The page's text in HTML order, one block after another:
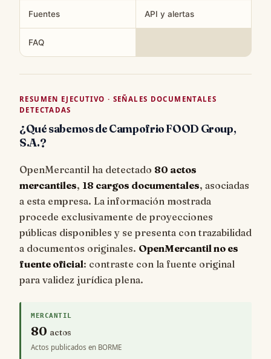
Fuentes API y alertas
FAQ
RESUMEN EJECUTIVO · SEÑALES DOCUMENTALES
DETECTADAS
¿Qué sabemos de Campofrio FOOD Group,
S.A.?
OpenMercantil ha detectado 80 actos
mercantiles, 18 cargos documentales, asociadas
a esta empresa. La información mostrada
procede exclusivamente de proyecciones
públicas disponibles y se presenta con trazabilidad
a documentos originales. OpenMercantil no es
fuente oficial: contraste con la fuente original
para validez jurídica plena.
MERCANTIL
80 actos
Actos publicados en BORME